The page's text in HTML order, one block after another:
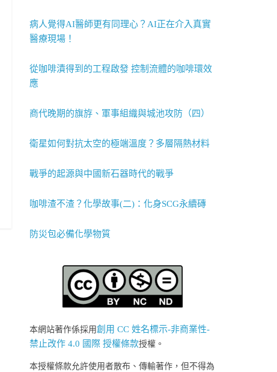
病人覺得AI醫師更有同理心？AI正在介入真實
醫療現場！
從咖啡漬得到的工程啟發 控制流體的咖啡環效
應
商代晚期的旗斿、軍事組織與城池攻防（四）
衛星如何對抗太空的極端溫度？多層隔熱材料
戰爭的起源與中國新石器時代的戰爭
咖啡渣不渣？化學故事(二)：化身SCG永續磚
防災包必備化學物質
本網站著作係採用創用 CC 姓名標示-非商業性-
禁止改作 4.0 國際 授權條款授權。
本授權條款允許使用者散布、傳輸著作，但不得為